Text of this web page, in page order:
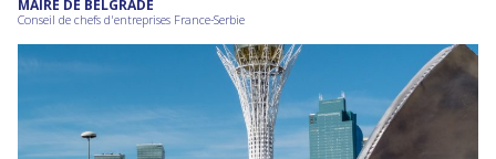
MAIRE DE BELGRADE
Conseil de chefs d'entreprises France-Serbie